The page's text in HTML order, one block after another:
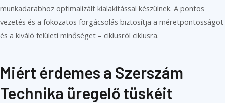
munkadarabhoz optimalizált kialakítással készülnek. A pontos
vezetés és a fokozatos forgácsolás biztosítja a méretpontosságot
és a kiváló felületi minőséget – ciklusról ciklusra.
Miért érdemes a Szerszám
Technika üregelő tüskéit